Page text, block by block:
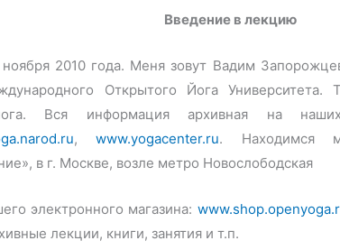
Введение в лекцию
2010 года. Меня зовут Вадим
Открытого Йога Университета.
Вся информация архивная на
,www.yogacenter.ru. Находимся
в г. Москве, возле метро Новослободская
электронного магазина:
лекции, книги, занятия и т.п.